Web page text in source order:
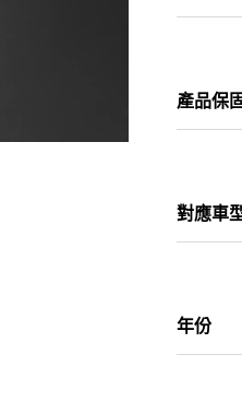
產品保
對應車
年份